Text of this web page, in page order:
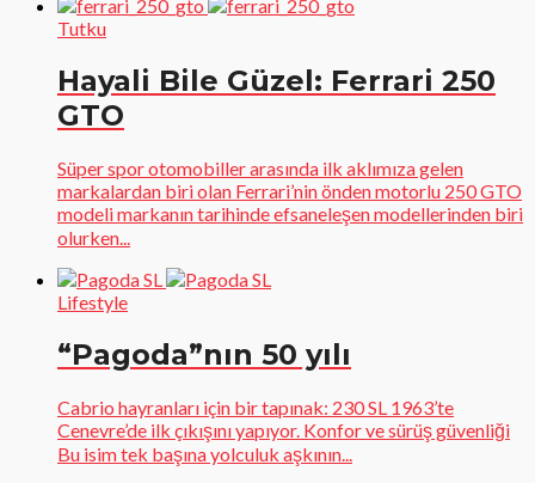
Tutku
Hayali Bile Güzel: Ferrari 250
GTO
Süper spor otomobiller arasında ilk aklımıza gelen
markalardan biri olan Ferrari’nin önden motorlu 250 GTO
modeli markanın tarihinde efsaneleşen modellerinden biri
olurken...
Lifestyle
“Pagoda”nın 50 yılı
Cabrio hayranları için bir tapınak: 230 SL 1963’te
Cenevre’de ilk çıkışını yapıyor. Konfor ve sürüş güvenliği
Bu isim tek başına yolculuk aşkının...